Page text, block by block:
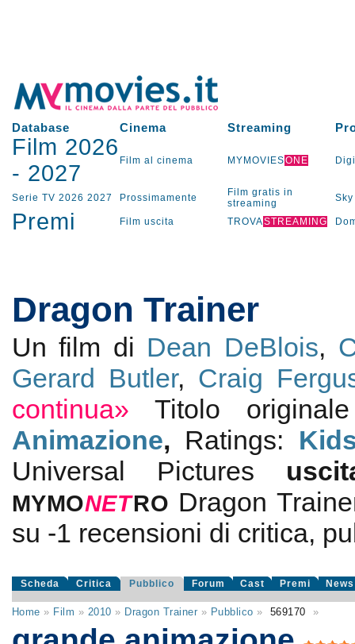
Database Cinema Streaming
Film 2026
- 2027 Film al cinema MYMOVIESONE
Serie TV 2026 2027 Prossimamente
Film gratis in
streaming
Sky
Premi Film uscita TROVASTREAMING
Dragon Trainer
Un film di Dean DeBlois,
Gerard Butler, Craig
continua»
Titolo
Animazione, Ratings:
Universal Pictures
MYMONETRO Dragon
su -1 recensioni di critica,
Scheda Critica Pubblico Forum Cast Premi News
Home » Film » 2010 » Dragon Trainer » Pubblico » 569170 »